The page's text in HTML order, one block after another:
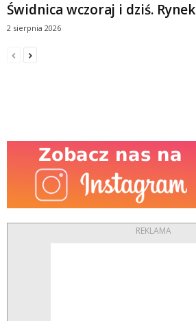
Świdnica wczoraj i dziś. Rynek
2 sierpnia 2026
REKLAMA